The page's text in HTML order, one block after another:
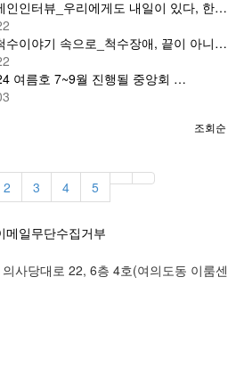
인인터뷰_우리에게도 내일이 있다, 한…
수이야기 속으로_척수장애, 끝이 아니…
여름호 7~9월 진행될 중앙회 …
조회순
2 3 4 5
메일무단수집거부
사당대로 22, 6층 4호(여의도동 이룸센